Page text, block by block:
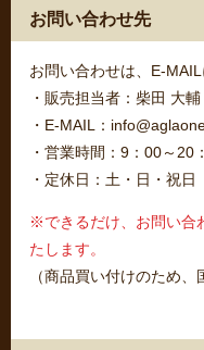
お問い合わせ先
お問い合わせは、E-MAIL
・販売担当者：柴田 大輔
・E-MAIL：
・営業時間：9：00～20
・定休日：土・日・祝日
※できるだけ、お問い合
たします。
（商品買い付けのため、